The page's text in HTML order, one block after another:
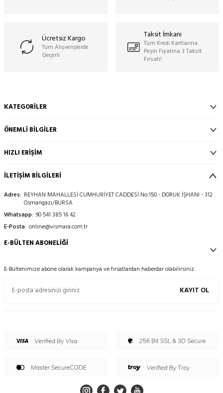
Ücretsiz Kargo
Tüm Alışverişlerde
Geçerli
Taksit İmkanı
Tüm Kredi Kartlarına
Peşin Fiyatına 3 Taksit
Fırsatı!
KATEGORILER
ÖNEMLI BILGILER
HIZLI ERIŞIM
İLETİŞİM BİLGİLERİ
Adres: REYHAN MAHALLESİ CUMHURİYET CADDESİ No:150 - DORUK İŞHANI - 312
Osmangazi/BURSA
Whatsapp: 90 541 385 16 42
E-Posta: online@vismara.com.tr
E-BÜLTEN ABONELIĞI
E-Bültenimize abone olarak kampanya ve fırsatlardan haberdar olabilirsiniz.
KAYIT OL